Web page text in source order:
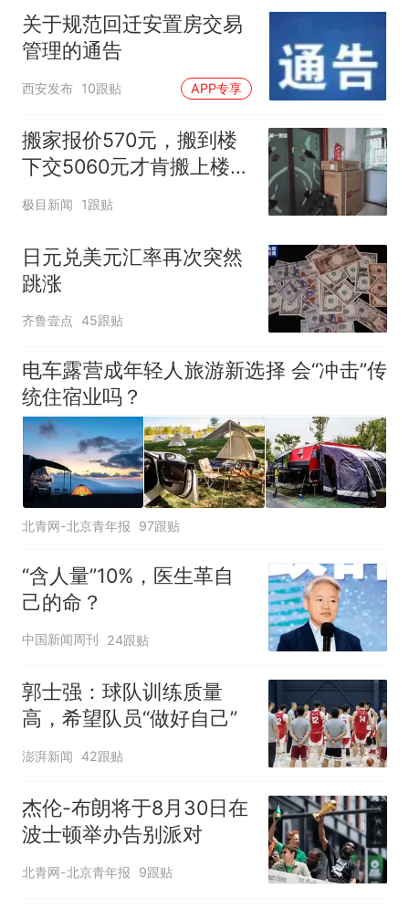
关于规范回迁安置房交易
管理的通告
西安发布 10跟贴 APP专享
搬家报价570元，搬到楼
下交5060元才肯搬上楼！
女子傻眼了
极目新闻 1跟贴
日元兑美元汇率再次突然
跳涨
齐鲁壹点 45跟贴
电车露营成年轻人旅游新选择 会“冲击”传
统住宿业吗？
北青网-北京青年报 97跟贴
“含人量”10%，医生革自
己的命？
中国新闻周刊 24跟贴
郭士强：球队训练质量
高，希望队员“做好自己”
澎湃新闻 42跟贴
杰伦-布朗将于8月30日在
波士顿举办告别派对
北青网-北京青年报 9跟贴